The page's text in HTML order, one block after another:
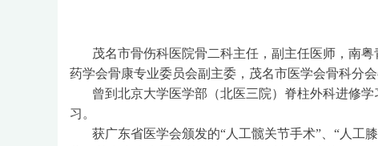
茂名市骨伤科医院骨二科主任，副主任医师，南
药学会骨康专业委员会副主委，茂名市医学会骨科分
曾到北京大学医学部（北医三院）脊柱外科进修
习。
获广东省医学会颁发的“人工髋关节手术”、“人工